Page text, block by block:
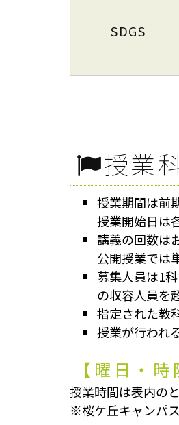
SDGS
授業
授業期間は前
授業開始日は
講義の回数は
公開授業では
募集人員は1
の収容人員を
指定された教
授業が行われ
【曜日・時
授業時間は表内のと
※桜ケ丘キャンパ